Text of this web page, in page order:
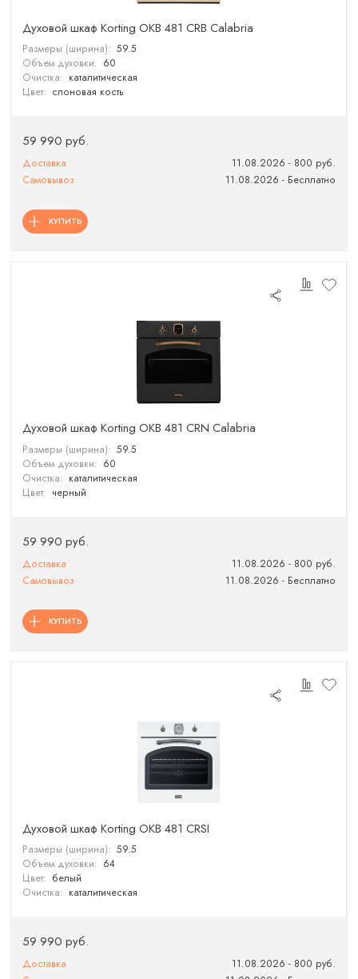
Духовой шкаф Korting OKB 481 CRB Calabria
Размеры (ширина): 59.5
Объем духовки: 60
Очистка: каталитическая
Цвет: слоновая кость
59 990 руб.
Доставка
11.08.2026 - 800 руб.
Самовывоз
11.08.2026 - Бесплатно
КУПИТЬ
Духовой шкаф Korting OKB 481 CRN Calabria
Размеры (ширина): 59.5
Объем духовки: 60
Очистка: каталитическая
Цвет: черный
59 990 руб.
Доставка
11.08.2026 - 800 руб.
Самовывоз
11.08.2026 - Бесплатно
КУПИТЬ
Духовой шкаф Korting OKB 481 CRSI
Размеры (ширина): 59.5
Объем духовки: 64
Цвет: белый
Очистка: каталитическая
59 990 руб.
Доставка
11.08.2026 - 800 руб.